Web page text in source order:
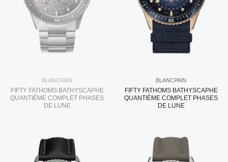
BLANCPAIN
FIFTY FATHOMS BATHYSCAPHE
QUANTIÈME COMPLET PHASES
DE LUNE
BLANCPAIN
FIFTY FATHOMS BATHYSCAPHE
QUANTIÈME COMPLET PHASES
DE LUNE